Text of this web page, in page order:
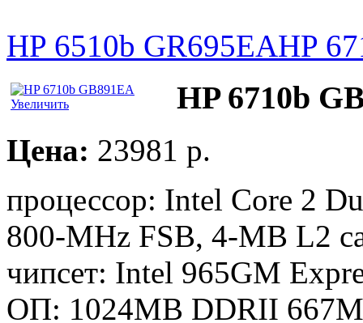
HP 6510b GR695EAHP
Увеличить HP 6710b
Цена: 23981 p.
процессор: Intel Core 2
800-MHz FSB, 4-MB L2
чипсет: Intel 965GM
ОП: 1024MB DDRII